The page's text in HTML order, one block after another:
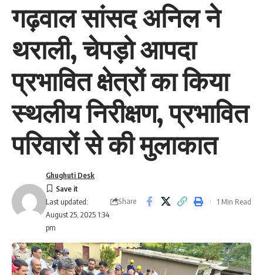
गढ़वाल सांसद अनिल ने
थराली, चेपड़ो आपदा
प्रभावित क्षेत्रों का किया
स्थलीय निरीक्षण, प्रभावित
परिवारों से की मुलाकात
Last updated:
August 25, 2025 1:34
pm
Ghughuti Desk
Share 1 Min Read